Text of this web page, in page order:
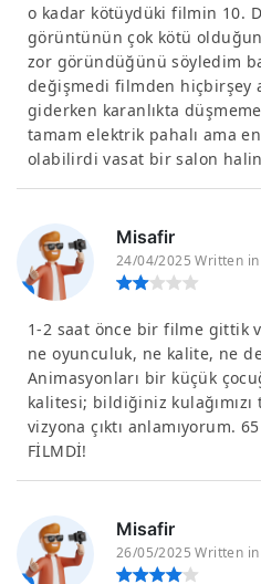
o kadar kötüydüki filmin 10.
görüntünün çok kötü
zor göründüğünü söyledim
değişmedi filmden hiçbirşey
giderken karanlıkta
tamam elektrik pahalı ama
olabilirdi vasat bir salon
Misafir
24/04/2025 Written
1-2 saat önce bir filme gittik
ne oyunculuk, ne kalite, ne de
Animasyonları bir küçük
kalitesi; bildiğiniz kulağımızı
vizyona çıktı anlamıyorum. 65
FİLMDİ!
Misafir
26/05/2025 Written